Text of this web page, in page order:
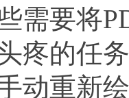
需要将
疼的任
动重新